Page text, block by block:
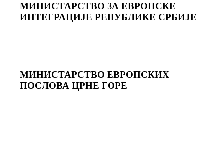
МИНИСТАРСТВО ЗА ЕВРОПСКЕ
ИНТЕГРАЦИЈЕ РЕПУБЛИКЕ СРБИЈЕ
МИНИСТАРСТВО ЕВРОПСКИХ
ПОСЛОВА ЦРНЕ ГОРE